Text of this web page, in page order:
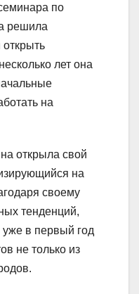
по
решила
лет она
на
открыла свой
на
своему
тенденций,
в первый год
не только из